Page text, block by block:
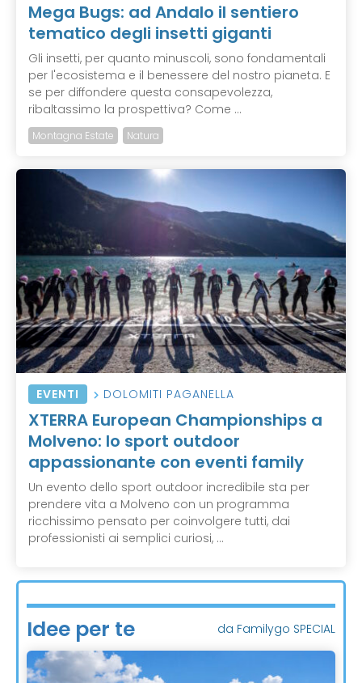
Mega Bugs: ad Andalo il sentiero
tematico degli insetti giganti
Gli insetti, per quanto minuscoli, sono fondamentali
per l'ecosistema e il benessere del nostro pianeta. E
se per diffondere questa consapevolezza,
ribaltassimo la prospettiva? Come ...
Montagna Estate Natura
EVENTI DOLOMITI PAGANELLA
XTERRA European Championships a
Molveno: lo sport outdoor
appassionante con eventi family
Un evento dello sport outdoor incredibile sta per
prendere vita a Molveno con un programma
ricchissimo pensato per coinvolgere tutti, dai
professionisti ai semplici curiosi, ...
Idee per te da Familygo SPECIAL